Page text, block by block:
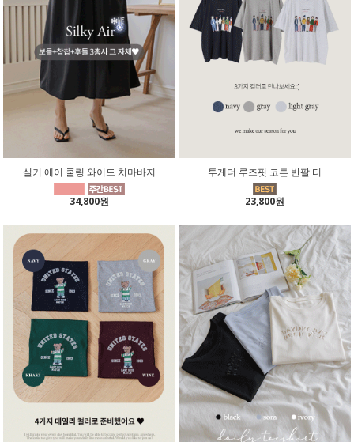
실키 에어 쿨링 와이드 치마바지
34,800원
투게더 루즈핏 코튼 반팔 티
23,800원